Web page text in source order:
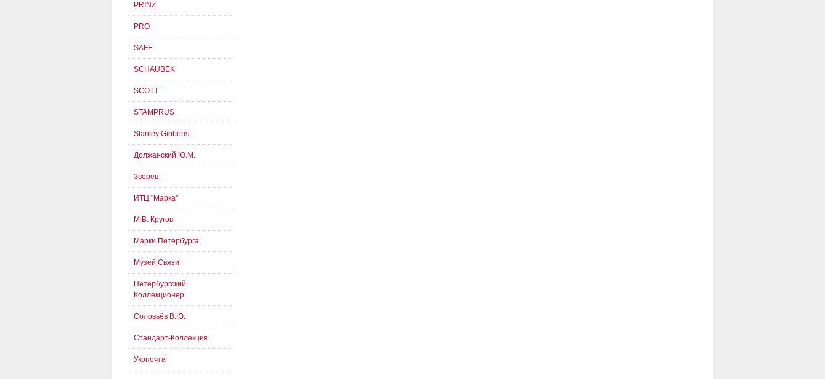
PRINZ
PRO
SAFE
SCHAUBEK
SCOTT
STAMPRUS
Stanley Gibbons
Должанский Ю.М.
Зверев
ИТЦ "Марка"
М.В. Кругов
Марки Петербурга
Музей Связи
Петербургский
Коллекционер
Соловьёв В.Ю.
Стандарт-Коллекция
Укрпочта